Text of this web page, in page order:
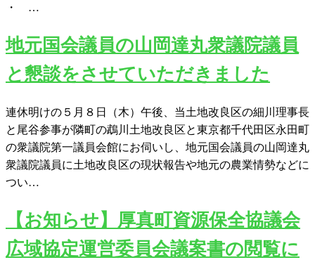
・ …
地元国会議員の山岡達丸衆議院議員
と懇談をさせていただきました
連休明けの５月８日（木）午後、当土地改良区の細川理事長
と尾谷参事が隣町の鵡川土地改良区と東京都千代田区永田町
の衆議院第一議員会館にお伺いし、地元国会議員の山岡達丸
衆議院議員に土地改良区の現状報告や地元の農業情勢などに
つい…
【お知らせ】厚真町資源保全協議会
広域協定運営委員会議案書の閲覧に